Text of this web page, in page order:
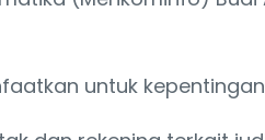
untuk